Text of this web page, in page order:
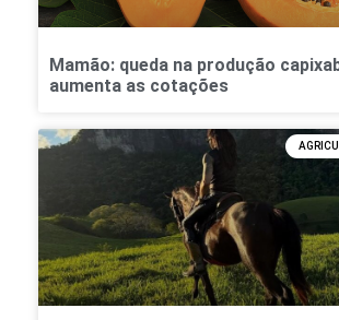
Mamão: queda na produção
aumenta as cotações